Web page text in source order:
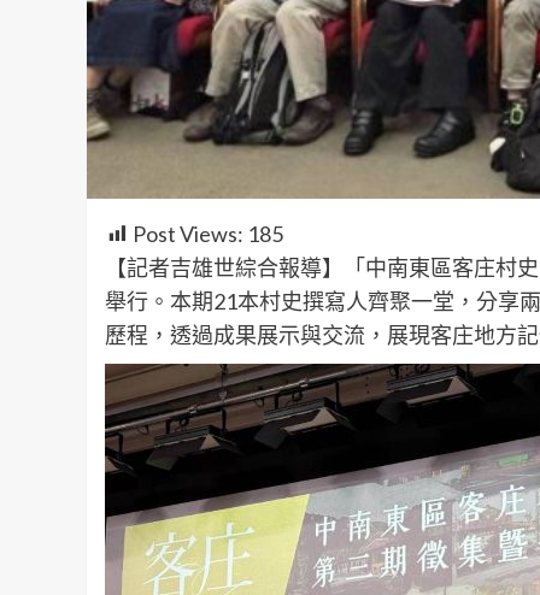
Post Views: 185
【記者吉雄世綜合報導】「中南東區客庄村
舉行。本期21本村史撰寫人齊聚一堂，分享
歷程，透過成果展示與交流，展現客庄地方